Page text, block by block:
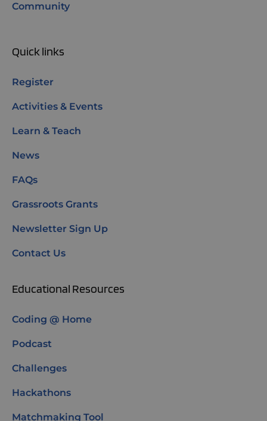
Community
Quick links
Register
Activities & Events
Learn & Teach
News
FAQs
Grassroots Grants
Newsletter Sign Up
Contact Us
Educational Resources
Coding @ Home
Podcast
Challenges
Hackathons
Matchmaking Tool